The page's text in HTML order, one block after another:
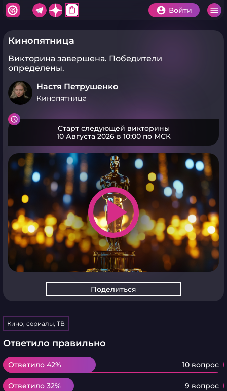
shopping_bag Войти
Кинопятница
Викторина завершена. Победители
определены.
Настя Петрушенко
Кинопятница
Старт следующей викторины
10 Августа 2026 в 10:00 по МСК
play_arrow
Поделиться
Кино, сериалы, ТВ
Ответило правильно
Ответило 42% 10 вопрос
Ответило 42%
Ответило 32% 9 вопрос
Ответило 32%